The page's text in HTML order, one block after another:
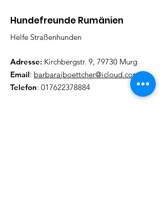
Hundefreunde Rumänien
Helfe Straßenhunden
Adresse: Kirchbergstr. 9, 79730 Murg
Email: barbarajboettcher@icloud.com
Telefon: 017622378884